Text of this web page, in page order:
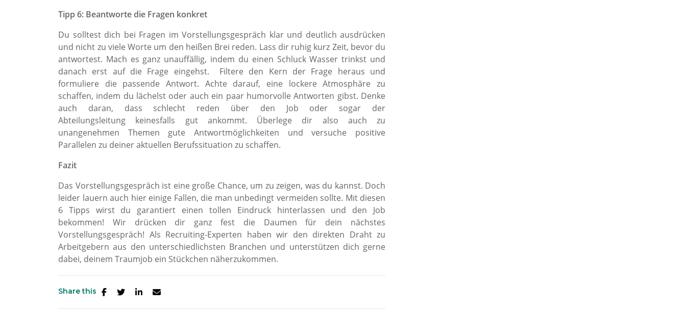
Tipp 6: Beantworte die Fragen konkret
Du solltest dich bei Fragen im Vorstellungsgespräch klar und deutlich ausdrücken
und nicht zu viele Worte um den heißen Brei reden. Lass dir ruhig kurz Zeit, bevor du
antwortest. Mach es ganz unauffällig, indem du einen Schluck Wasser trinkst und
danach erst auf die Frage eingehst. Filtere den Kern der Frage heraus und
formuliere die passende Antwort. Achte darauf, eine lockere Atmosphäre zu
schaffen, indem du lächelst oder auch ein paar humorvolle Antworten gibst. Denke
auch daran, dass schlecht reden über den Job oder sogar der
Abteilungsleitung keinesfalls gut ankommt. Überlege dir also auch zu
unangenehmen Themen gute Antwortmöglichkeiten und versuche positive
Parallelen zu deiner aktuellen Berufssituation zu schaffen.
Fazit
Das Vorstellungsgespräch ist eine große Chance, um zu zeigen, was du kannst. Doch
leider lauern auch hier einige Fallen, die man unbedingt vermeiden sollte. Mit diesen
6 Tipps wirst du garantiert einen tollen Eindruck hinterlassen und den Job
bekommen! Wir drücken dir ganz fest die Daumen für dein nächstes
Vorstellungsgespräch! Als Recruiting-Experten haben wir den direkten Draht zu
Arbeitgebern aus den unterschiedlichsten Branchen und unterstützen dich gerne
dabei, deinem Traumjob ein Stückchen näherzukommen.
Share this